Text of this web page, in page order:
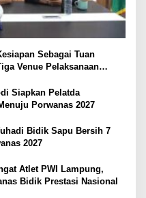
Sebagai Tuan
Venue Pelaksanaan
Siapkan Pelatda
Porwanas 2027
Bidik Sapu Bersih 7
2027
Atlet PWI Lampung,
Bidik Prestasi Nasional